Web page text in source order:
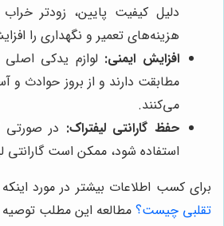
دلیل کیفیت پایین، زودتر
هزینه‌های تعمیر و نگهداری را
افزایش ایمنی: لوازم یدکی اصلی
مطابقت دارند و از بروز حوادث
می‌کنند.
حفظ گارانتی لیفتراک: در صورتی
استفاده شود، ممکن است گارانتی
برای کسب اطلاعات بیشتر در مورد اینکه
تقلبی چیست؟ مطالعه این مطلب